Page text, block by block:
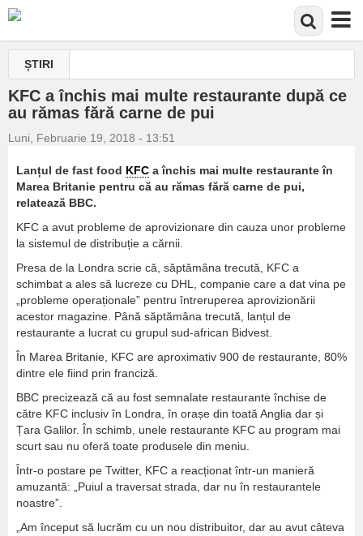
Mergi
conţinutul
principal
ȘTIRI
KFC a închis mai multe restaurante după ce
au rămas fără carne de pui
Luni, Februarie 19, 2018 - 13:51
Lanțul de fast food KFC a închis mai multe restaurante în
Marea Britanie pentru că au rămas fără carne de pui,
relatează BBC.
KFC a avut probleme de aprovizionare din cauza unor probleme
la sistemul de distribuție a cărnii.
Presa de la Londra scrie că, săptămâna trecută, KFC a
schimbat a ales să lucreze cu DHL, companie care a dat vina pe
„probleme operaționale” pentru întreruperea aprovizionării
acestor magazine. Până săptămâna trecută, lanțul de
restaurante a lucrat cu grupul sud-african Bidvest.
În Marea Britanie, KFC are aproximativ 900 de restaurante, 80%
dintre ele fiind prin franciză.
BBC precizează că au fost semnalate restaurante închise de
către KFC inclusiv în Londra, în orașe din toată Anglia dar și
Țara Galilor. În schimb, unele restaurante KFC au program mai
scurt sau nu oferă toate produsele din meniu.
Într-o postare pe Twitter, KFC a reacționat într-un manieră
amuzantă: „Puiul a traversat strada, dar nu în restaurantele
noastre”.
„Am început să lucrăm cu un nou distribuitor, dar au avut câteva